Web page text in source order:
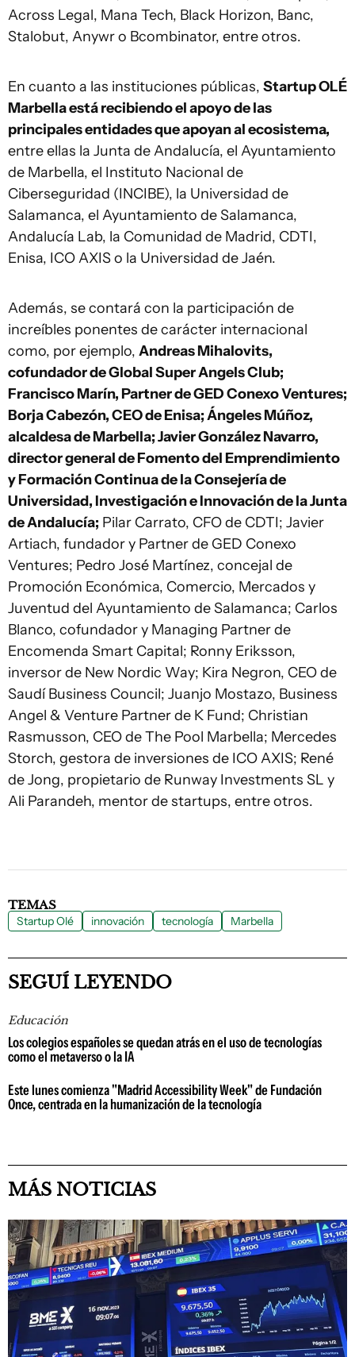
Across Legal, Mana Tech, Black Horizon, Banc,
Stalobut, Anywr o Bcombinator, entre otros.
En cuanto a las instituciones públicas, Startup OLÉ
Marbella está recibiendo el apoyo de las
principales entidades que apoyan al ecosistema,
entre ellas la Junta de Andalucía, el Ayuntamiento
de Marbella, el Instituto Nacional de
Ciberseguridad (INCIBE), la Universidad de
Salamanca, el Ayuntamiento de Salamanca,
Andalucía Lab, la Comunidad de Madrid, CDTI,
Enisa, ICO AXIS o la Universidad de Jaén.
Además, se contará con la participación de
increíbles ponentes de carácter internacional
como, por ejemplo, Andreas Mihalovits,
cofundador de Global Super Angels Club;
Francisco Marín, Partner de GED Conexo Ventures;
Borja Cabezón, CEO de Enisa; Ángeles Múñoz,
alcaldesa de Marbella; Javier González Navarro,
director general de Fomento del Emprendimiento
y Formación Continua de la Consejería de
Universidad, Investigación e Innovación de la Junta
de Andalucía; Pilar Carrato, CFO de CDTI; Javier
Artiach, fundador y Partner de GED Conexo
Ventures; Pedro José Martínez, concejal de
Promoción Económica, Comercio, Mercados y
Juventud del Ayuntamiento de Salamanca; Carlos
Blanco, cofundador y Managing Partner de
Encomenda Smart Capital; Ronny Eriksson,
inversor de New Nordic Way; Kira Negron, CEO de
Saudí Business Council; Juanjo Mostazo, Business
Angel & Venture Partner de K Fund; Christian
Rasmusson, CEO de The Pool Marbella; Mercedes
Storch, gestora de inversiones de ICO AXIS; René
de Jong, propietario de Runway Investments SL y
Ali Parandeh, mentor de startups, entre otros.
TEMAS
Startup Olé innovación tecnología Marbella
SEGUÍ LEYENDO
Educación
Los colegios españoles se quedan atrás en el uso de tecnologías
como el metaverso o la IA
Este lunes comienza "Madrid Accessibility Week" de Fundación
Once, centrada en la humanización de la tecnología
MÁS NOTICIAS